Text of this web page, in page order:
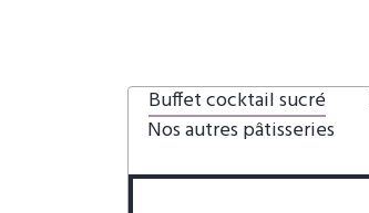
Buffet cocktail sucré
Nos autres pâtisseries